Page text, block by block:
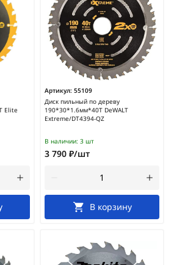
Elite
Артикул: 55109
Диск пильный по дереву
190*30*1.6мм*40Т DeWALT
Extreme/DT4394-QZ
В наличии: 3 шт
3 790 ₽/шт
В корзину